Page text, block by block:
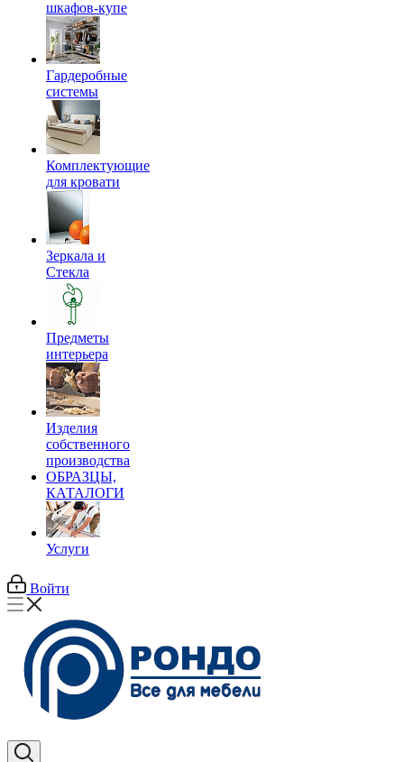
шкафов-купе
Гардеробные
системы
Комплектующие
для кровати
Зеркала и
Стекла
Предметы
интерьера
Изделия
собственного
производства
ОБРАЗЦЫ,
КАТАЛОГИ
Услуги
Войти